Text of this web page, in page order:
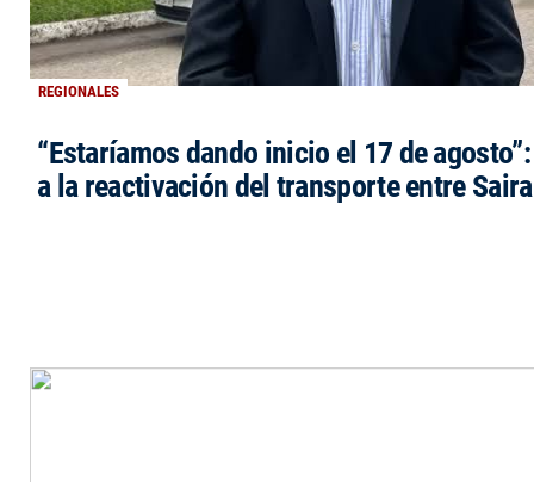
REGIONALES
“Estaríamos dando inicio el 17 de
a la reactivación del transporte entre